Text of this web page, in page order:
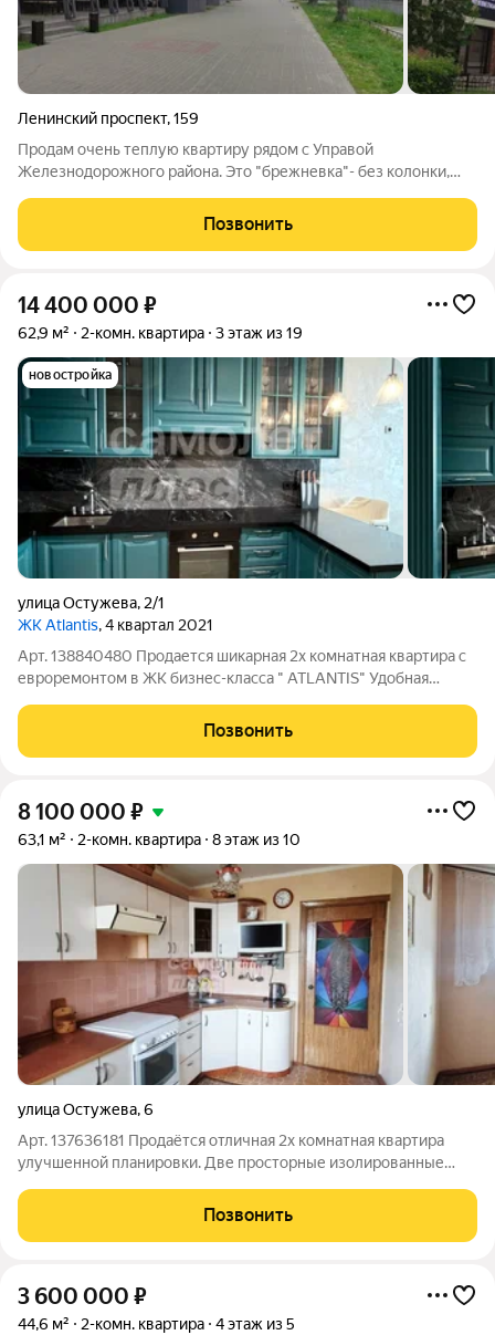
Ленинский проспект,159
Продам очень теплую квартиру рядом с Управой
Железнодорожного района. Это "брежневка"- без колонки,
делать перепланировку. В санузле новая плитка и новая
сантехника. Полы не скрипят, одна комната
Позвонить
14 400 000 ₽
62,9 м² 2-комн. квартира 3 этаж из 19
новостройка
улица Остужева, 2/1
ЖК Atlantis, 4 квартал 2021
Арт. 138840480 Продается шикарная 2х комнатная квартира с
евроремонтом в ЖК бизнес-класса " АТLАNТIS" Удобная
просторная кухня, С/У раздельный. Качественная отделка с
использованием дорогостоящих
Позвонить
8 100 000 ₽
63,1 м² 2-комн. квартира 8 этаж из 10
улица Остужева,6
Арт. 137636181 Продаётся отличная 2х комнатная квартира
улучшенной планировки. Две просторные изолированные
раздельный санузел. В квартире есть достаточно объемная
кладовая. Полы в комнатах -
Позвонить
3 600 000 ₽
44,6 м² 2-комн. квартира 4 этаж из 5